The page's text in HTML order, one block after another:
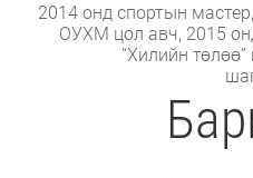
2014 онд спортын
ОУХМ цол авч, 2015
“Хилийн